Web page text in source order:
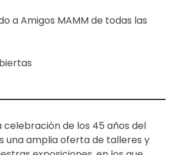
a Amigos MAMM de todas las
de los 45 años del
una amplia oferta de talleres y